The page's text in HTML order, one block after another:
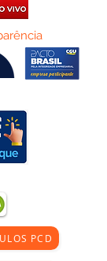
PCD